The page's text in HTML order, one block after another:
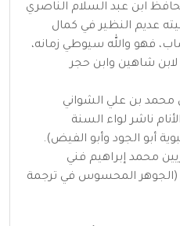
ابن عبد السلام الناصري
عديم النظير في كمال
فهو والله سيوطي زمانه،
لابن شاهين وابن حجر
بن علي الشواني
ناشر لواء السنة
أبو الجود وأبو الفيض).
محمد إبراهيم فني
المحسوس في ترجمة